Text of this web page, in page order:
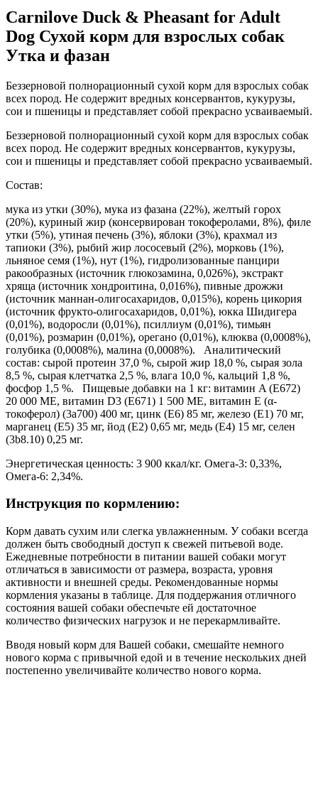
Carnilove Duck & Pheasant for Adult
Dog Сухой корм для взрослых собак
Утка и фазан
Беззерновой полнорационный сухой корм для взрослых собак
всех пород. Не содержит вредных консервантов, кукурузы,
сои и пшеницы и представляет собой прекрасно усваиваемый.
Беззерновой полнорационный сухой корм для взрослых собак
всех пород. Не содержит вредных консервантов, кукурузы,
сои и пшеницы и представляет собой прекрасно усваиваемый.
Состав:
мука из утки (30%), мука из фазана (22%), желтый горох
(20%), куриный жир (консервирован токоферолами, 8%), филе
утки (5%), утиная печень (3%), яблоки (3%), крахмал из
тапиоки (3%), рыбий жир лососевый (2%), морковь (1%),
льняное семя (1%), нут (1%), гидролизованные панцири
ракообразных (источник глюкозамина, 0,026%), экстракт
хряща (источник хондроитина, 0,016%), пивные дрожжи
(источник маннан-олигосахаридов, 0,015%), корень цикория
(источник фрукто-олигосахаридов, 0,01%), юкка Шидигера
(0,01%), водоросли (0,01%), псиллиум (0,01%), тимьян
(0,01%), розмарин (0,01%), орегано (0,01%), клюква (0,0008%),
голубика (0,0008%), малина (0,0008%). Аналитический
состав: сырой протеин 37,0 %, сырой жир 18,0 %, сырая зола
8,5 %, сырая клетчатка 2,5 %, влага 10,0 %, кальций 1,8 %,
фосфор 1,5 %. Пищевые добавки на 1 кг: витамин A (E672)
20 000 МЕ, витамин D3 (E671) 1 500 МЕ, витамин E (α-
токоферол) (3a700) 400 мг, цинк (E6) 85 мг, железо (E1) 70 мг,
марганец (E5) 35 мг, йод (E2) 0,65 мг, медь (E4) 15 мг, селен
(3b8.10) 0,25 мг.
Энергетическая ценность: 3 900 ккал/кг. Омега-3: 0,33%,
Омега-6: 2,34%.
Инструкция по кормлению:
Корм давать сухим или слегка увлажненным. У собаки всегда
должен быть свободный доступ к свежей питьевой воде.
Ежедневные потребности в питании вашей собаки могут
отличаться в зависимости от размера, возраста, уровня
активности и внешней среды. Рекомендованные нормы
кормления указаны в таблице. Для поддержания отличного
состояния вашей собаки обеспечьте ей достаточное
количество физических нагрузок и не перекармливайте.
Вводя новый корм для Вашей собаки, смешайте немного
нового корма с привычной едой и в течение нескольких дней
постепенно увеличивайте количество нового корма.